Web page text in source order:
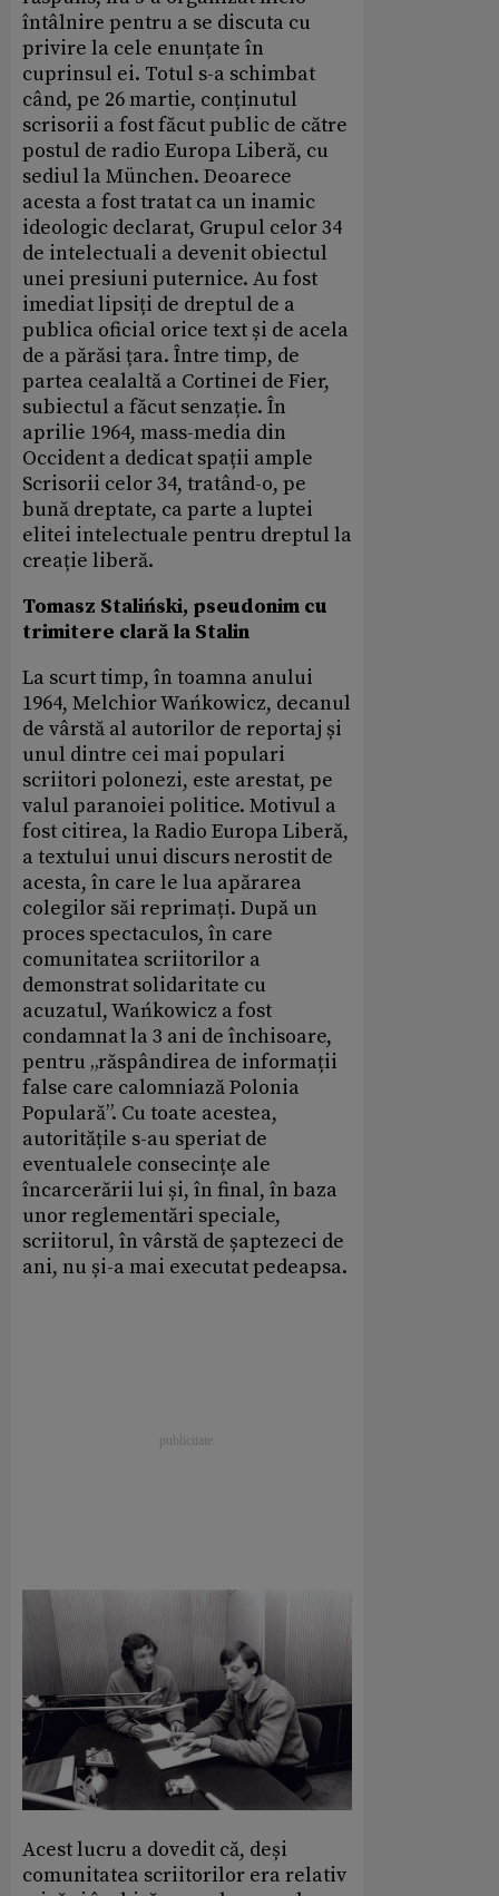
întâlnire pentru a se discuta cu
privire la cele enunțate în
cuprinsul ei. Totul s-a schimbat
când, pe 26 martie, conținutul
scrisorii a fost făcut public de către
postul de radio Europa Liberă, cu
sediul la München. Deoarece
acesta a fost tratat ca un inamic
ideologic declarat, Grupul celor 34
de intelectuali a devenit obiectul
unei presiuni puternice. Au fost
imediat lipsiți de dreptul de a
publica oficial orice text și de acela
de a părăsi țara. Între timp, de
partea cealaltă a Cortinei de Fier,
subiectul a făcut senzație. În
aprilie 1964, mass-media din
Occident a dedicat spații ample
Scrisorii celor 34, tratând-o, pe
bună dreptate, ca parte a luptei
elitei intelectuale pentru dreptul la
creație liberă.
Tomasz Staliński, pseudonim cu
trimitere clară la Stalin
La scurt timp, în toamna anului
1964, Melchior Wańkowicz, decanul
de vârstă al autorilor de reportaj și
unul dintre cei mai populari
scriitori polonezi, este arestat, pe
valul paranoiei politice. Motivul a
fost citirea, la Radio Europa Liberă,
a textului unui discurs nerostit de
acesta, în care le lua apărarea
colegilor săi reprimați. După un
proces spectaculos, în care
comunitatea scriitorilor a
demonstrat solidaritate cu
acuzatul, Wańkowicz a fost
condamnat la 3 ani de închisoare,
pentru „răspândirea de informații
false care calomniază Polonia
Populară”. Cu toate acestea,
autoritățile s-au speriat de
eventualele consecințe ale
încarcerării lui și, în final, în baza
unor reglementări speciale,
scriitorul, în vârstă de șaptezeci de
ani, nu și-a mai executat pedeapsa.
Acest lucru a dovedit că, deși
comunitatea scriitorilor era relativ